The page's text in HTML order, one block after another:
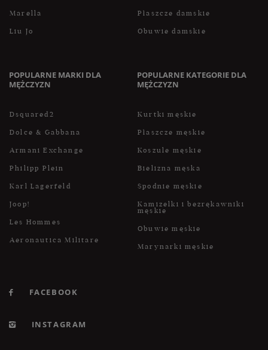
Marella
Liu Jo
Płaszcze damskie
Obuwie damskie
POPULARNE MARKI DLA
MĘŻCZYZN
Dsquared2
Dolce & Gabbana
Armani Exchange
Philipp Plein
Karl Lagerfeld
Joop!
Les Hommes
Aeronautica Militare
POPULARNE KATEGORIE DLA
MĘŻCZYZN
Kurtki męskie
Płaszcze męskie
Koszule męskie
Bielizna męska
Spodnie męskie
Kamizelki i bezrękawniki
męskie
Obuwie męskie
Marynarki męskie
FACEBOOK
INSTAGRAM